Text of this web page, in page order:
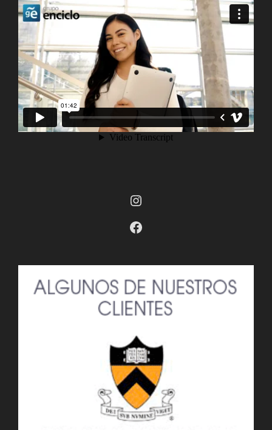
Instagram
Facebook